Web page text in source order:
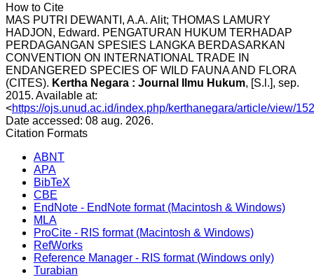
How to Cite
MAS PUTRI DEWANTI, A.A. Alit; THOMAS LAMURY
HADJON, Edward. PENGATURAN HUKUM TERHADAP
PERDAGANGAN SPESIES LANGKA BERDASARKAN
CONVENTION ON INTERNATIONAL TRADE IN
ENDANGERED SPECIES OF WILD FAUNA AND FLORA
(CITES). Kertha Negara : Journal Ilmu Hukum, [S.l.], sep.
2015. Available at:
<https://ojs.unud.ac.id/index.php/kerthanegara/article/view/
Date accessed: 08 aug. 2026.
Citation Formats
ABNT
APA
BibTeX
CBE
EndNote - EndNote format (Macintosh & Windows)
MLA
ProCite - RIS format (Macintosh & Windows)
RefWorks
Reference Manager - RIS format (Windows only)
Turabian